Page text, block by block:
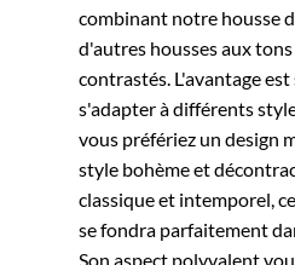
combinant notre housse
d'autres housses aux
contrastés. L'avantage
s'adapter à différents
vous préfériez un design
style bohème et
classique et intemporel,
se fondra parfaitement
Son aspect polyvalent